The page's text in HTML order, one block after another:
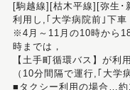
[駒越線][枯木平線][弥生･
利用し,｢大学病院前｣下車
※4月～11月の10時から
時までは，
【土手町循環バス】が利
（10分間隔で運行,｢大学
■タクシー利用の場合…約